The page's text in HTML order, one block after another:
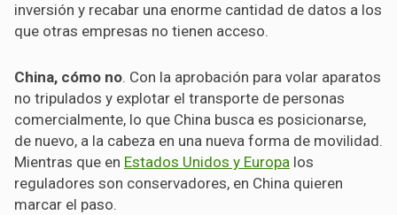
inversión y recabar una enorme cantidad de datos a los
que otras empresas no tienen acceso.
China, cómo no. Con la aprobación para volar aparatos
no tripulados y explotar el transporte de personas
comercialmente, lo que China busca es posicionarse,
de nuevo, a la cabeza en una nueva forma de movilidad.
Mientras que en Estados Unidos y Europa los
reguladores son conservadores, en China quieren
marcar el paso.